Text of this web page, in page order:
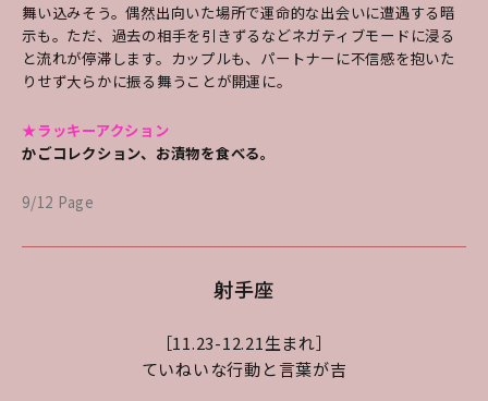
舞い込みそう。偶然出向いた場所で運命的な出会いに遭遇する暗
示も。ただ、過去の相手を引きずるなどネガティブモードに浸る
と流れが停滞します。カップルも、パートナーに不信感を抱いた
りせず大らかに振る舞うことが開運に。
★ラッキーアクション
かごコレクション、お漬物を食べる。
9/12 Page
射手座
［11.23-12.21生まれ］
ていねいな行動と言葉が吉